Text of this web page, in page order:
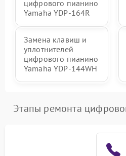
цифрового пианино
Yamaha YDP-164R
Замена клавиш и
уплотнителей
цифрового пианино
Yamaha YDP-144WH
Этапы ремонта